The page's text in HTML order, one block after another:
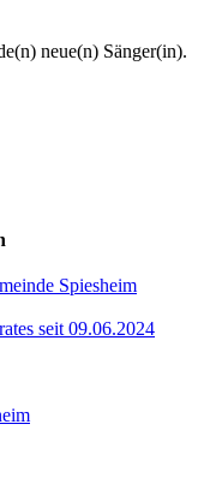
neue(n) Sänger(in).
Spiesheim
seit 09.06.2024